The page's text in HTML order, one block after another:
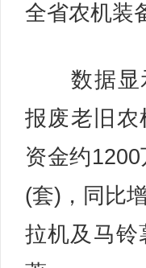
全省农机装
数据显示
报废老旧
资金约
(套)，同比
拉机及马铃